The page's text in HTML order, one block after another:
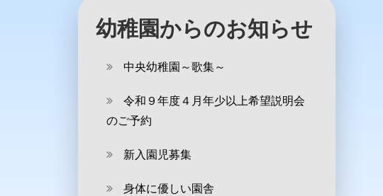
幼稚園からのお知らせ
中央幼稚園～歌集～
令和９年度４月年少以上希望説明会
のご予約
新入園児募集
身体に優しい園舎